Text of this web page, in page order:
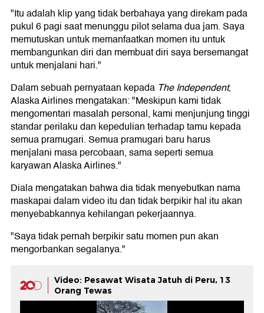
"Itu adalah klip yang tidak berbahaya yang direkam pada
pukul 6 pagi saat menunggu pilot selama dua jam. Saya
memutuskan untuk memanfaatkan momen itu untuk
membangunkan diri dan membuat diri saya bersemangat
untuk menjalani hari."
Dalam sebuah pernyataan kepada The Independent,
Alaska Airlines mengatakan: "Meskipun kami tidak
mengomentari masalah personal, kami menjunjung tinggi
standar perilaku dan kepedulian terhadap tamu kepada
semua pramugari. Semua pramugari baru harus
menjalani masa percobaan, sama seperti semua
karyawan Alaska Airlines."
Diala mengatakan bahwa dia tidak menyebutkan nama
maskapai dalam video itu dan tidak berpikir hal itu akan
menyebabkannya kehilangan pekerjaannya.
"Saya tidak pernah berpikir satu momen pun akan
mengorbankan segalanya."
Video: Pesawat Wisata Jatuh di Peru, 13
Orang Tewas